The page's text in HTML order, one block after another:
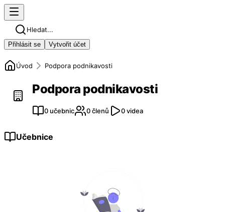
Hledat...
Přihlásit se Vytvořit účet
Úvod Podpora podnikavosti
Podpora podnikavosti
0 učebnic 0 členů 0 videa
Učebnice